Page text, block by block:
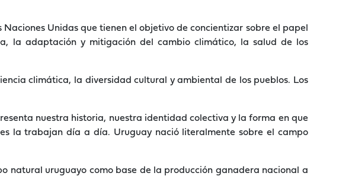
Unidas que tienen el objetivo de concientizar sobre el papel
la adaptación y mitigación del cambio climático, la salud de los
climática, la diversidad cultural y ambiental de los pueblos. Los
nuestra historia, nuestra identidad colectiva y la forma en que
la trabajan día a día. Uruguay nació literalmente sobre el campo
natural uruguayo como base de la producción ganadera nacional a